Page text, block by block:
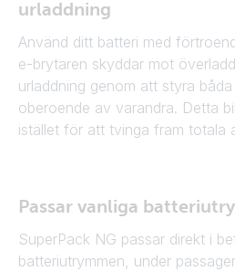
urladdning
Använd ditt batteri med
e-brytaren skyddar mot
urladdning genom att styra
oberoende av varandra. Detta
istället för att tvinga fram totala
Passar vanliga
SuperPack NG passar direkt i
batteriutrymmen, under